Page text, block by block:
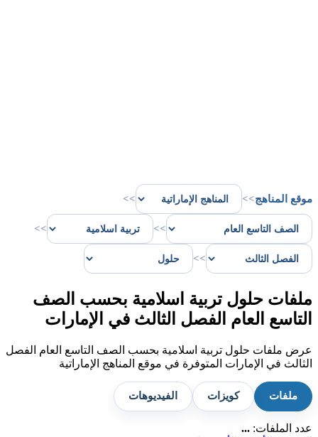
موقع المناهج>>
>>
>>
>>
>>
ملفات حلول تربية اسلامية بحسب الصف
التاسع العام الفصل الثالث في الإمارات
عرض ملفات حلول تربية اسلامية بحسب الصف التاسع العام الفصل
الثالث في الإمارات المتوفرة في موقع المناهج الإماراتية
ملفات كويزات الفيديوهات
عدد الملفات: ...